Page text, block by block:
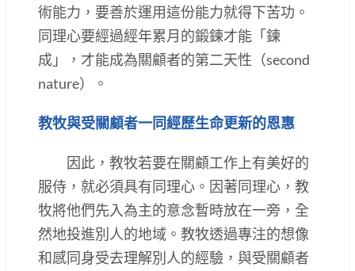
術能力，要善於運用這份能力就得下苦功。
同理心要經過經年累月的鍛鍊才能「鍊
成」，才能成為關顧者的第二天性（second
nature）。
教牧與受關顧者一同經歷生命更新的恩惠
因此，教牧若要在關顧工作上有美好的
服侍，就必須具有同理心。因著同理心，教
牧將他們先入為主的意念暫時放在一旁，全
然地投進別人的地域。教牧透過專注的想像
和感同身受去理解別人的經驗，與受關顧者